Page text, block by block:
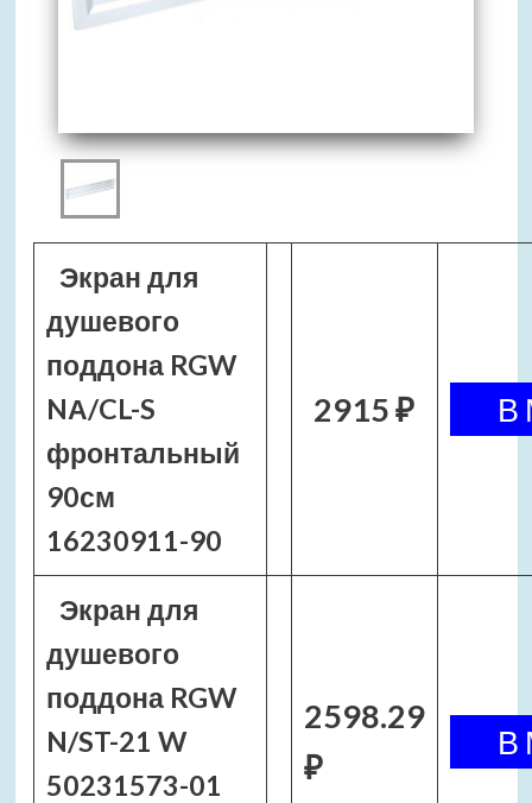
Экран для
душевого
поддона RGW
NА/CL-S
фронтальный
90см
16230911-90
2915 ₽
Экран для
душевого
поддона RGW
N/ST-21 W
50231573-01
2598.29
₽